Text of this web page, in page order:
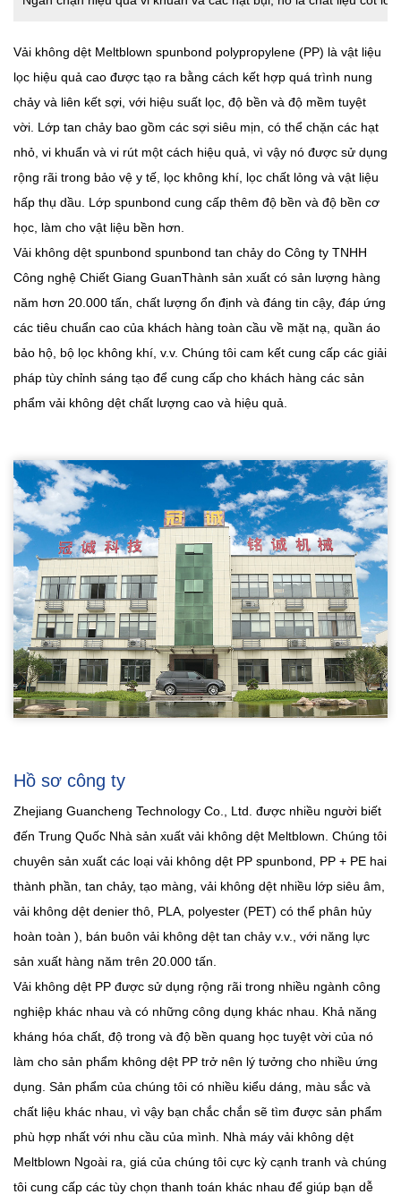
Vải không dệt Meltblown spunbond polypropylene (PP) là vật liệu
lọc hiệu quả cao được tạo ra bằng cách kết hợp quá trình nung
chảy và liên kết sợi, với hiệu suất lọc, độ bền và độ mềm tuyệt
vời. Lớp tan chảy bao gồm các sợi siêu mịn, có thể chặn các hạt
nhỏ, vi khuẩn và vi rút một cách hiệu quả, vì vậy nó được sử dụng
rộng rãi trong bảo vệ y tế, lọc không khí, lọc chất lỏng và vật liệu
hấp thụ dầu. Lớp spunbond cung cấp thêm độ bền và độ bền cơ
học, làm cho vật liệu bền hơn.
Vải không dệt spunbond spunbond tan chảy do Công ty TNHH
Công nghệ Chiết Giang GuanThành sản xuất có sản lượng hàng
năm hơn 20.000 tấn, chất lượng ổn định và đáng tin cậy, đáp ứng
các tiêu chuẩn cao của khách hàng toàn cầu về mặt nạ, quần áo
bảo hộ, bộ lọc không khí, v.v. Chúng tôi cam kết cung cấp các giải
pháp tùy chỉnh sáng tạo để cung cấp cho khách hàng các sản
phẩm vải không dệt chất lượng cao và hiệu quả.
Hồ sơ công ty
Zhejiang Guancheng Technology Co., Ltd. được nhiều người biết
đến Trung Quốc Nhà sản xuất vải không dệt Meltblown. Chúng tôi
chuyên sản xuất các loại vải không dệt PP spunbond, PP + PE hai
thành phần, tan chảy, tạo màng, vải không dệt nhiều lớp siêu âm,
vải không dệt denier thô, PLA, polyester (PET) có thể phân hủy
hoàn toàn ), bán buôn vải không dệt tan chảy v.v., với năng lực
sản xuất hàng năm trên 20.000 tấn.
Vải không dệt PP được sử dụng rộng rãi trong nhiều ngành công
nghiệp khác nhau và có những công dụng khác nhau. Khả năng
kháng hóa chất, độ trong và độ bền quang học tuyệt vời của nó
làm cho sản phẩm không dệt PP trở nên lý tưởng cho nhiều ứng
dụng. Sản phẩm của chúng tôi có nhiều kiểu dáng, màu sắc và
chất liệu khác nhau, vì vậy bạn chắc chắn sẽ tìm được sản phẩm
phù hợp nhất với nhu cầu của mình. Nhà máy vải không dệt
Meltblown Ngoài ra, giá của chúng tôi cực kỳ cạnh tranh và chúng
tôi cung cấp các tùy chọn thanh toán khác nhau để giúp bạn dễ